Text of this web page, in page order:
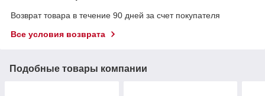
Возврат товара в течение 90 дней за счет покупателя
Все условия возврата
Подобные товары компании